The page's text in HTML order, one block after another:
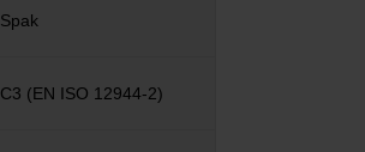
Spak
C3 (EN ISO 12944-2)